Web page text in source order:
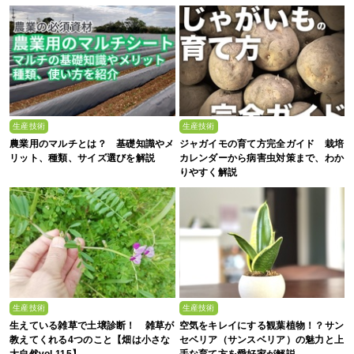
生産技術
農業用のマルチとは？ 基礎知識やメ
リット、種類、サイズ選びを解説
生産技術
ジャガイモの育て方完全ガイド 栽培
カレンダーから病害虫対策まで、わか
りやすく解説
生産技術
生えている雑草で土壌診断！ 雑草が
教えてくれる4つのこと【畑は小さな
生産技術
空気をキレイにする観葉植物！？サン
セベリア（サンスベリア）の魅力と上